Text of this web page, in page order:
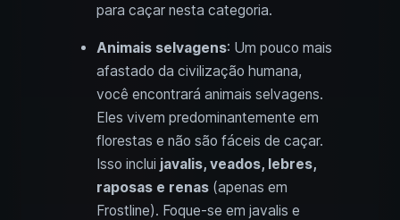
para caçar nesta categoria.
Animais selvagens: Um pouco mais
afastado da civilização humana,
você encontrará animais selvagens.
Eles vivem predominantemente em
florestas e não são fáceis de caçar.
Isso inclui javalis, veados, lebres,
raposas e renas (apenas em
Frostline). Foque-se em javalis e